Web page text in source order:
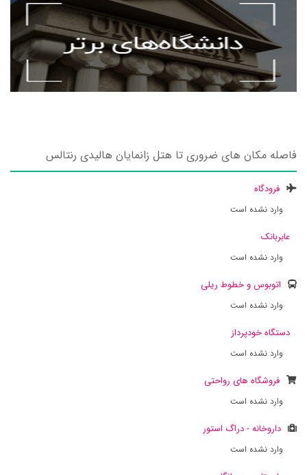
فاصله مکان های ضروری تا هتل زانمایان هالیدی رنتالس
فرودگاه
وارد نشده است
عابربانک
وارد نشده است
اتوبوس و خطوط ریلی
وارد نشده است
دستگاه خودپرداز
وارد نشده است
فروشگاه های رواحتی
وارد نشده است
داروخانه - دراگ استور
وارد نشده است